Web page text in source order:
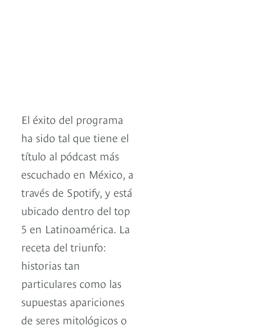
El éxito del programa
ha sido tal que tiene el
título al pódcast más
escuchado en México, a
través de Spotify, y está
ubicado dentro del top
5 en Latinoamérica. La
receta del triunfo:
historias tan
particulares como las
supuestas apariciones
de seres mitológicos o